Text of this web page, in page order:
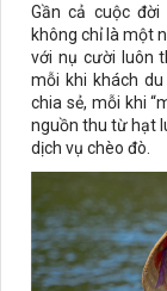
Gần cả cuộc
không chỉ là một
với nụ cười luôn
mỗi khi khách
chia sẻ, mỗi khi
nguồn thu từ hạt
dịch vụ chèo đò.